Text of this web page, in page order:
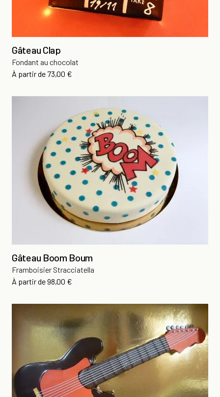
Gâteau Clap
Fondant au chocolat
À partir de Prix
73,00 €
Gâteau Boom Boum
Framboisier Stracciatella
À partir dePrix
98,00 €